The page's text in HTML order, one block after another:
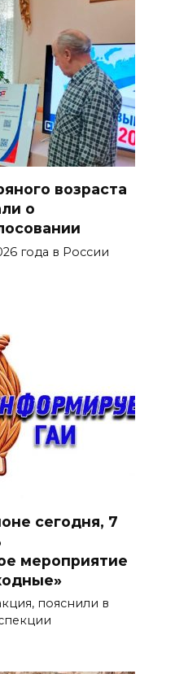
возраста
о
года в России
сегодня, 7
мероприятие
пояснили в